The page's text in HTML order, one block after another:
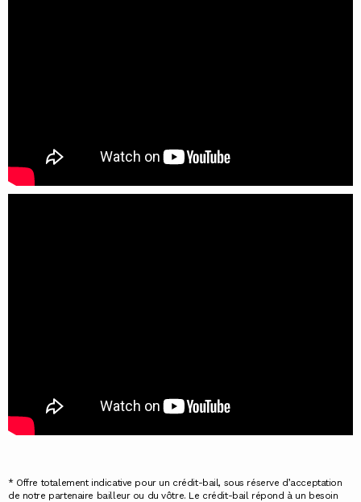
* Offre totalement indicative pour un crédit-bail, sous réserve d’acceptation
de notre partenaire bailleur ou du vôtre. Le crédit-bail répond à un besoin